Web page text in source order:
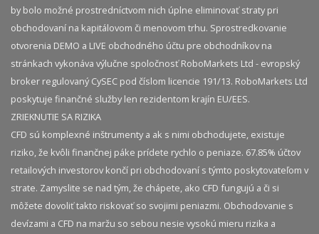
by bolo možné prostredníctvom nich úplne eliminovať straty pri
obchodovaní na kapitálovom či menovom trhu. Sprostredkovanie
otvorenia DEMO a LIVE obchodného účtu pre obchodníkov na
stránkach vykonáva výlučne spoločnosť RoboMarkets Ltd - evropský
broker regulovaný CySEC pod číslom licencie 191/13. RoboMarkets Ltd
poskytuje finančné služby len rezidentom krajín EU/EES.
ZRIEKNUTIE SA RIZIKA
CFD sú komplexné inštrumenty a ak s nimi obchodujete, existuje
riziko, že kvôli finančnej páke prídete rychlo o peniaze. 67.85% účtov
retailových investorov končí pri obchodovaní s týmto poskytovateľom v
strate. Zamyslite se nad tým, že chápete, ako CFD fungujú a či si
môžete dovoliť takto riskovať so svojimi peniazmi. Obchodovanie s
devízami a CFD na maržu so sebou nesie vysokú mieru rizika a